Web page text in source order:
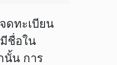
ดทะเบียน
ชื่อใน
นั้น การ